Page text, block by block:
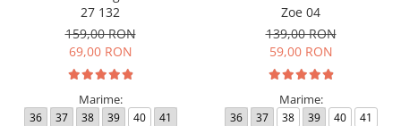
27 132
159,00 RON
69,00 RON
Marime:
36 37 38 39 40 41
Zoe 04
139,00 RON
59,00 RON
Marime:
36 37 38 39 40 41